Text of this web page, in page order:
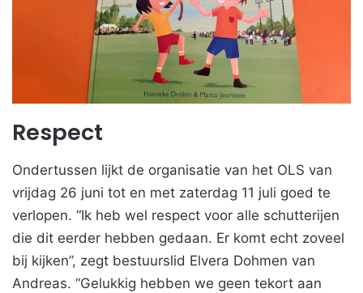
Respect
Ondertussen lijkt de organisatie van het OLS van
vrijdag 26 juni tot en met zaterdag 11 juli goed te
verlopen. “Ik heb wel respect voor alle schutterijen
die dit eerder hebben gedaan. Er komt echt zoveel
bij kijken”, zegt bestuurslid Elvera Dohmen van
Andreas. “Gelukkig hebben we geen tekort aan